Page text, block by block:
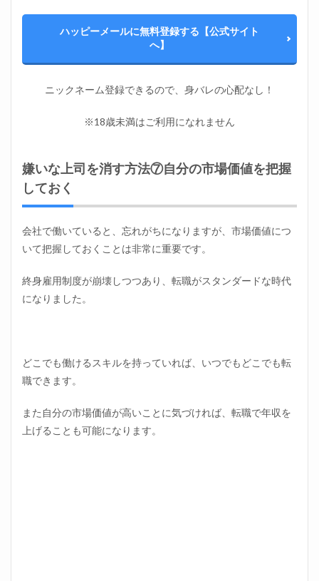
ハッピーメールに無料登録する【公式サイト
へ】
ニックネーム登録できるので、身バレの心配なし！
※18歳未満はご利用になれません
嫌いな上司を消す方法⑦自分の市場価値を把握
しておく
会社で働いていると、忘れがちになりますが、市場価値につ
いて把握しておくことは非常に重要です。
終身雇用制度が崩壊しつつあり、転職がスタンダードな時代
になりました。
どこでも働けるスキルを持っていれば、いつでもどこでも転
職できます。
また自分の市場価値が高いことに気づければ、転職で年収を
上げることも可能になります。